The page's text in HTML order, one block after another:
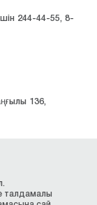
244-44-55, 8-
136,
талдамалы